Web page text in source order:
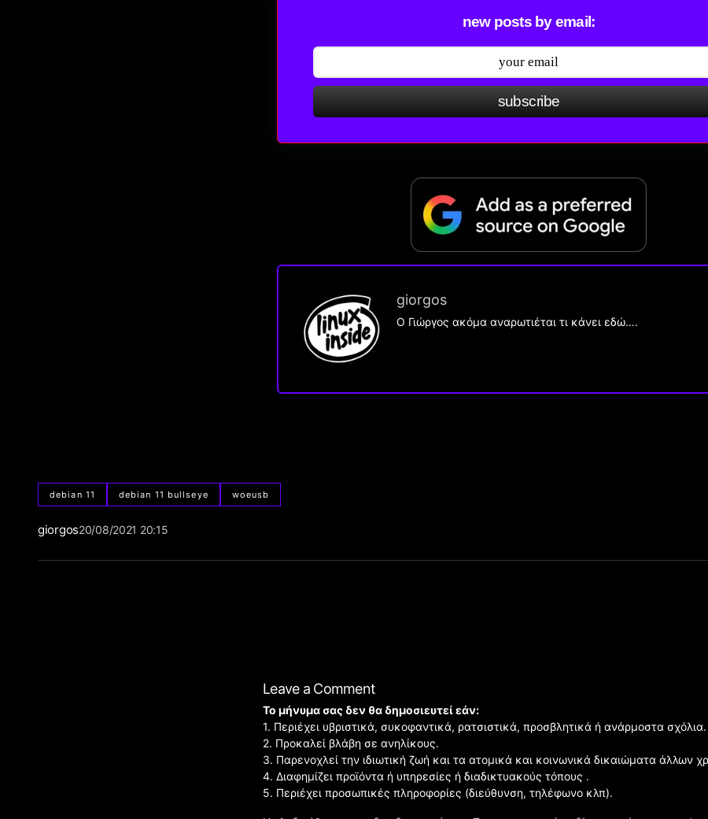
new posts by email:
subscribe
giorgos
Ο Γιώργος ακόμα αναρωτιέται τι κάνει εδώ….
debian 11 debian 11 bullseye woeusb
giorgos20/08/2021 20:15
Leave a Comment
Το μήνυμα σας δεν θα δημοσιευτεί εάν:
1. Περιέχει υβριστικά, συκοφαντικά, ρατσιστικά, προσβλητικά ή ανάρμοστα σχόλια.
2. Προκαλεί βλάβη σε ανηλίκους.
3. Παρενοχλεί την ιδιωτική ζωή και τα ατομικά και κοινωνικά δικαιώματα άλλων
4. Διαφημίζει προϊόντα ή υπηρεσίες ή διαδικτυακούς τόπους .
5. Περιέχει προσωπικές πληροφορίες (διεύθυνση, τηλέφωνο κλπ).